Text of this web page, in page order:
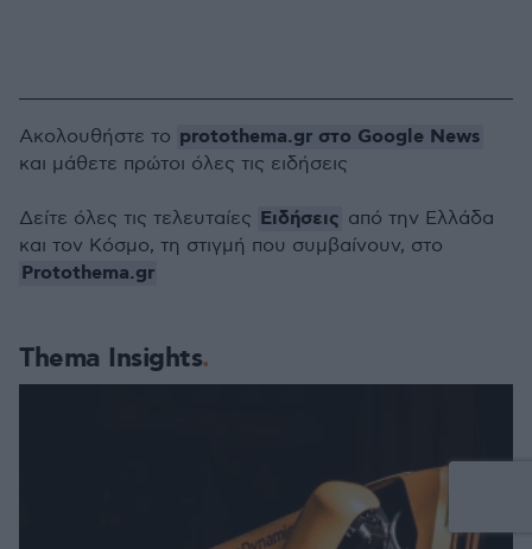
Thema Insights
Ακολουθήστε το protothema.gr στο Google News
και μάθετε πρώτοι όλες τις ειδήσεις
Δείτε όλες τις τελευταίες Ειδήσεις από την Ελλάδα
και τον Κόσμο, τη στιγμή που συμβαίνουν, στο
Protothema.gr